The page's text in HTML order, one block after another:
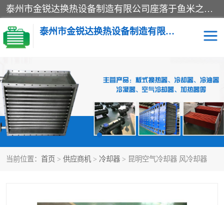
泰州市金锐达换热设备制造有限公司座落于鱼米之乡、祥泰之州一江苏泰州。是一家多年从事换热设备研究、设计、制造、销售、服务于一体的生产企业。
泰州市金锐达换热设备制造有限公司
当前位置： 首页 > 供应商机 > 冷却器 > 昆明空气冷却器 风冷却器
冷却器 换热器
散热器 预热器
热交换器